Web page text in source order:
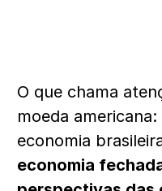
O que chama
moeda
economia
economia